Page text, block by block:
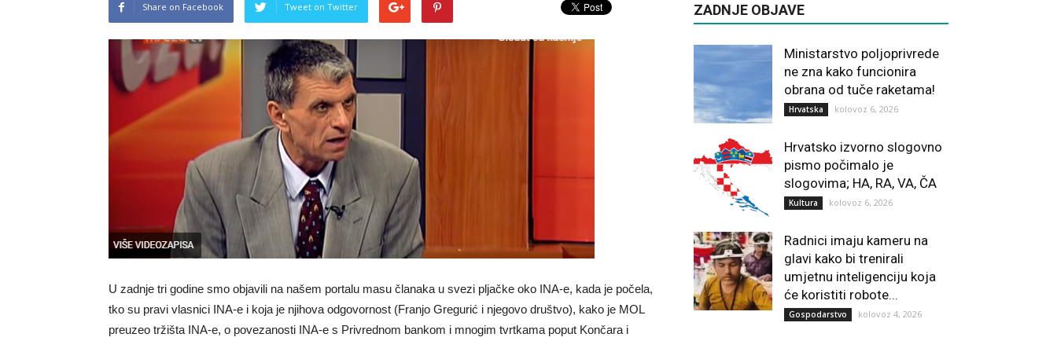
Share on Facebook Tweet on Twitter
U zadnje tri godine smo objavili na našem portalu masu članaka u svezi pljačke oko INA-e, kada je počela,
tko su pravi vlasnici INA-e i koja je njihova odgovornost (Franjo Gregurić i njegovo društvo), kako je MOL
preuzeo tržišta INA-e, o povezanosti INA-e s Privrednom bankom i mnogim tvrtkama poput Končara i
ZADNJE OBJAVE
Ministarstvo poljoprivrede
ne zna kako funcionira
obrana od tuče raketama!
Hrvatska kolovoz 6, 2026
Hrvatsko izvorno slogovno
pismo počimalo je
slogovima; HA, RA, VA, ČA
Kultura kolovoz 6, 2026
Radnici imaju kameru na
glavi kako bi trenirali
umjetnu inteligenciju koja
će koristiti robote...
Gospodarstvo kolovoz 4, 2026